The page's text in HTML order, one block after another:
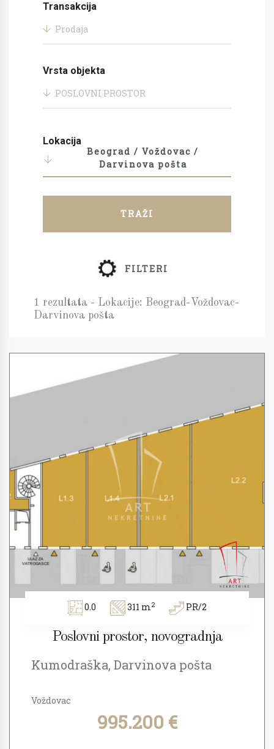
Transakcija
Prodaja
Vrsta objekta
POSLOVNI PROSTOR
Lokacija
Beograd / Voždovac /
Darvinova pošta
TRAŽI
FILTERI
1 rezultata - Lokacije: Beograd-Voždovac-
Darvinova pošta
0.0 311 m2 PR/2
Poslovni prostor, novogradnja
Kumodraška, Darvinova pošta
Voždovac
995.200 €